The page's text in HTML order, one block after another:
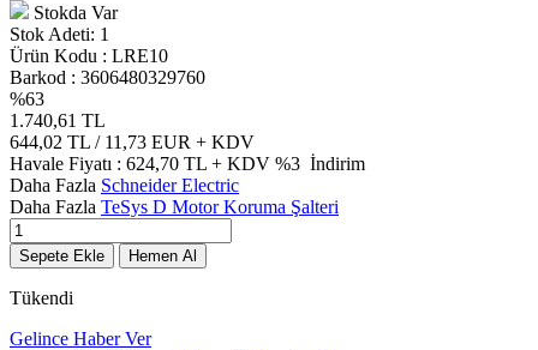
Stokda Var
Stok Adeti: 1
Ürün Kodu : LRE10
Barkod : 3606480329760
%63
1.740,61 TL
644,02 TL / 11,73 EUR + KDV
Havale Fiyatı : 624,70 TL + KDV %3 İndirim
Daha Fazla Schneider Electric
Daha Fazla TeSys D Motor Koruma Şalteri
Sepete Ekle Hemen Al
Tükendi
Gelince Haber Ver